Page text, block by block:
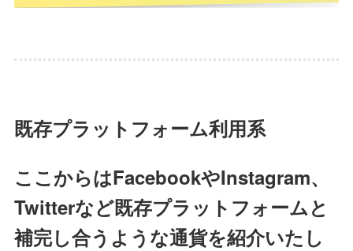
既存プラットフォーム利用系
ここからはFacebookやInstagram、
Twitterなど既存プラットフォームと
補完し合うような通貨を紹介いたし